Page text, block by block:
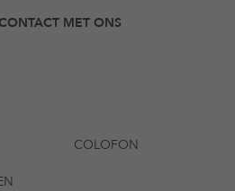
MET ONS
COLOFON